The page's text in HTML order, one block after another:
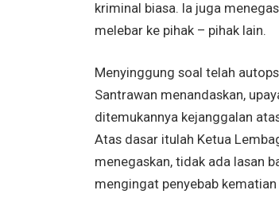
kriminal biasa. Ia juga
melebar ke pihak – pihak lain.
Menyinggung soal telah
Santrawan menandaskan,
ditemukannya kejanggalan
Atas dasar itulah Ketua
menegaskan, tidak ada lasan
mengingat penyebab